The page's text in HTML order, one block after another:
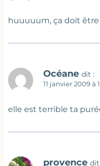
huuuuum, ça doit
Océane dit :
11 janvier 2009 à
elle est terrible ta
provence dit